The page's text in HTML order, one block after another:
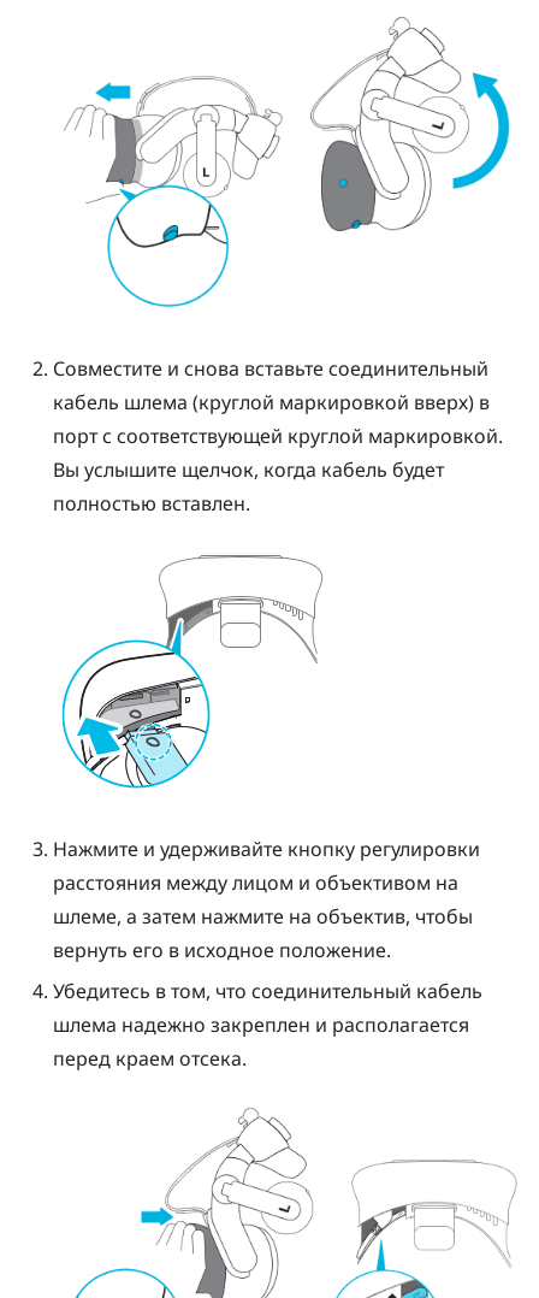
Совместите и снова вставьте соединительный
кабель шлема (круглой маркировкой вверх) в
порт с соответствующей круглой маркировкой.
Вы услышите щелчок, когда кабель будет
полностью вставлен.
Нажмите и удерживайте кнопку регулировки
расстояния между лицом и объективом на
шлеме, а затем нажмите на объектив, чтобы
вернуть его в исходное положение.
Убедитесь в том, что соединительный кабель
шлема надежно закреплен и располагается
перед краем отсека.